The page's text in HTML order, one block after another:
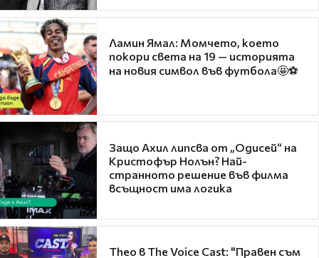
Ламин Ямал: Момчето, което
покори света на 19 — историята
на новия символ във футбола🤩⚽
Защо Ахил липсва от „Одисей“ на
Кристофър Нолън? Най-
странното решение във филма
всъщност има логика
Theo в The Voice Cast: "Правен съм